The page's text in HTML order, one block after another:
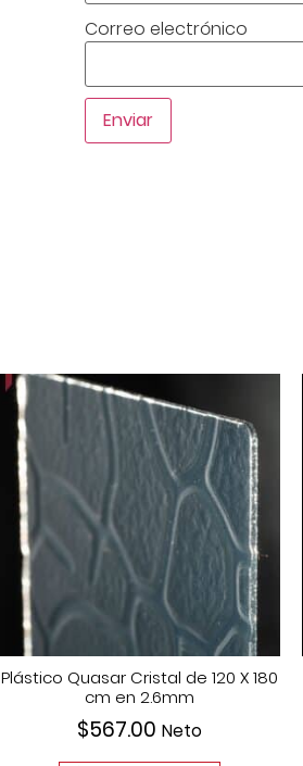
Correo electrónico
Plástico Quasar Cristal de 120 X 180
cm en 2.6mm
$567.00 Neto